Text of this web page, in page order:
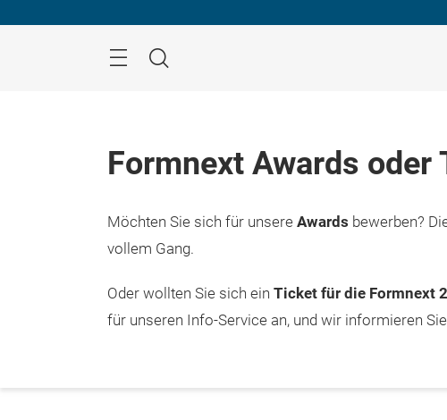
Suche
Formnext Awards
Möchten Sie sich für unsere Awards bewerben?
vollem Gang.
Oder wollten Sie sich ein Ticket für die Formnext
für unseren Info-Service an, und wir informieren